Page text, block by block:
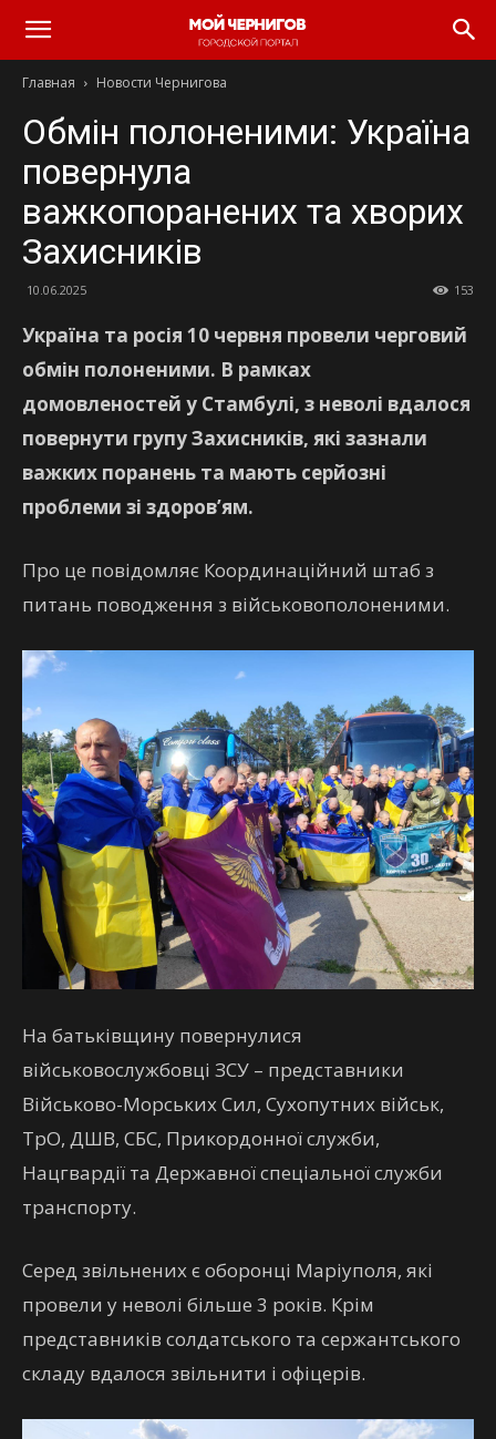
Главная Новости Чернигова
Обмін полоненими: Україна
повернула
важкопоранених та хворих
Захисників
10.06.2025 153
Україна та росія 10 червня провели черговий
обмін полоненими. В рамках
домовленостей у Стамбулі, з неволі вдалося
повернути групу Захисників, які зазнали
важких поранень та мають серйозні
проблеми зі здоров’ям.
Про це повідомляє Координаційний штаб з
питань поводження з військовополоненими.
На батьківщину повернулися
військовослужбовці ЗСУ – представники
Військово-Морських Сил, Сухопутних військ,
ТрО, ДШВ, СБС, Прикордонної служби,
Нацгвардії та Державної спеціальної служби
транспорту.
Серед звільнених є оборонці Маріуполя, які
провели у неволі більше 3 років. Крім
представників солдатського та сержантського
складу вдалося звільнити і офіцерів.